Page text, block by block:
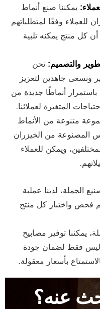
يمكننا صنع أنماط
للعملاء وفقًا لمتطلباتهم
كل منتج يمكنه تلبية
نحن
ونسعى جاهدين لتعزيز
باستمرار أنماطًا جديدة من
المتغيرة لعملائنا.
متنوعة من الأنماط
المصنوعة من الخيزران
ويمكن للعملاء
الجملة، لدينا عملية
فحص واختبار كل منتج
يمكننا توفير مصابيح
ليس فقط لضمان جودة
بأسعار معقولة.
عنه؟